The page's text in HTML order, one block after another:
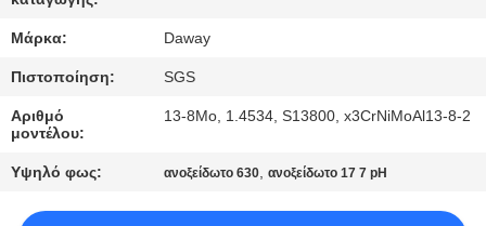
ΜΑΣ
ΕΛΆΤΕ
ΣΕ
ΕΠΑΦΉ
Μάρκα: Daway
Πιστοποίηση: SGS
Αριθμό
μοντέλου:
13-8Mo, 1.4534, S13800, x3CrNiMoAl13-8-2
Υψηλό φως: ανοξείδωτο 630,ανοξείδωτο 17 7 pH